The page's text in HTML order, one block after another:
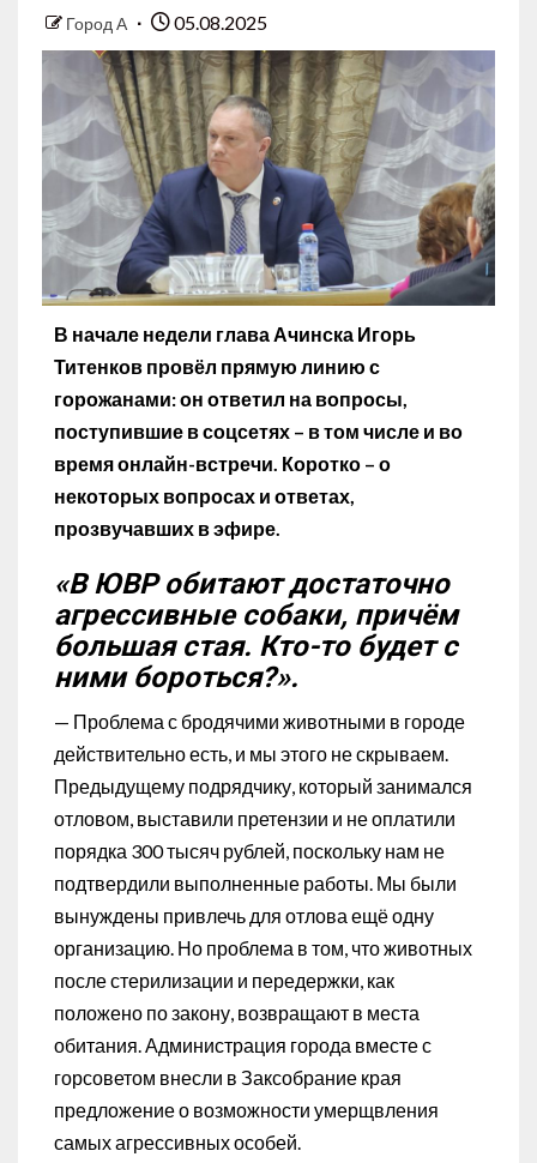
Город А 05.08.2025
В начале недели глава Ачинска Игорь
Титенков провёл прямую линию с
горожанами: он ответил на вопросы,
поступившие в соцсетях – в том числе и во
время онлайн-встречи. Коротко – о
некоторых вопросах и ответах,
прозвучавших в эфире.
«В ЮВР обитают достаточно
агрессивные собаки, причём
большая стая. Кто-то будет с
ними бороться?».
— Проблема с бродячими животными в городе
действительно есть, и мы этого не скрываем.
Предыдущему подрядчику, который занимался
отловом, выставили претензии и не оплатили
порядка 300 тысяч рублей, поскольку нам не
подтвердили выполненные работы. Мы были
вынуждены привлечь для отлова ещё одну
организацию. Но проблема в том, что животных
после стерилизации и передержки, как
положено по закону, возвращают в места
обитания. Администрация города вместе с
горсоветом внесли в Заксобрание края
предложение о возможности умерщвления
самых агрессивных особей.